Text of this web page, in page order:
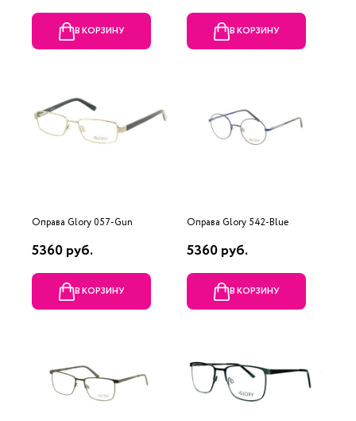
В КОРЗИНУ В КОРЗИНУ
Оправа Glory 057-Gun
5360 руб.
В КОРЗИНУ
Оправа Glory 542-Blue
5360 руб.
В КОРЗИНУ